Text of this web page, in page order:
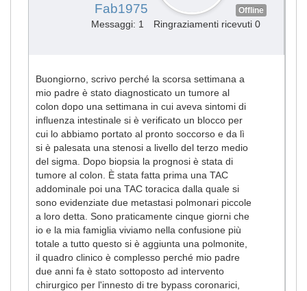
Fab1975 Offline
Messaggi: 1 Ringraziamenti ricevuti 0
Buongiorno, scrivo perché la scorsa settimana a
mio padre è stato diagnosticato un tumore al
colon dopo una settimana in cui aveva sintomi di
influenza intestinale si è verificato un blocco per
cui lo abbiamo portato al pronto soccorso e da lì
si è palesata una stenosi a livello del terzo medio
del sigma. Dopo biopsia la prognosi è stata di
tumore al colon. È stata fatta prima una TAC
addominale poi una TAC toracica dalla quale si
sono evidenziate due metastasi polmonari piccole
a loro detta. Sono praticamente cinque giorni che
io e la mia famiglia viviamo nella confusione più
totale a tutto questo si è aggiunta una polmonite,
il quadro clinico è complesso perché mio padre
due anni fa è stato sottoposto ad intervento
chirurgico per l'innesto di tre bypass coronarici,